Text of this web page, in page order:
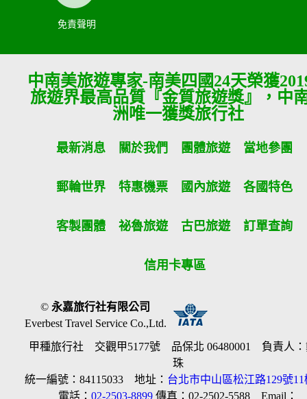
免責聲明
中南美旅遊專家-南美四國24天榮獲
旅遊界最高品質『金質旅遊獎』，中
洲唯一獲獎旅行社
最新消息 關於我們 團體旅遊 當地參團
郵輪世界 特惠機票 國內旅遊 各國特色
客製團體 祕魯旅遊 古巴旅遊 訂單查詢
信用卡專區
©永嘉旅行社有限公司
Everbest Travel Service Co.,Ltd.
甲種旅行社 交觀甲5177號 品保北 06480001 負責人：
珠
統一編號：84115033 地址： 台北市中山區松江路129號11
電話：02-2503-8899 傳真：02-2502-5588 Email：